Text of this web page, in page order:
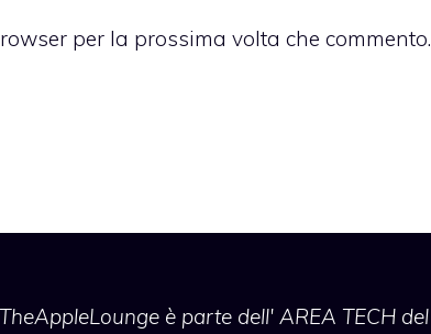
per la prossima volta che commento.
TheAppleLoungeè parte dell' AREA TECH del